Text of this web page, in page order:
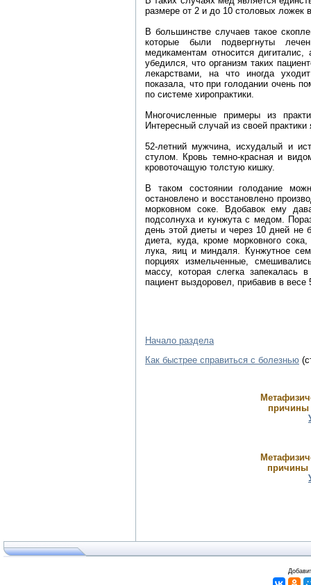
размере от 2 и до 10 столовых ложек
В большинстве случаев такое
которые были подвергнуты
медикаментам относится
убедился, что организм таких
лекарствами, на что иногда
показала, что при голодании очень
по системе хиропрактики.
Многочисленные примеры из
Интересный случай из своей
52-летний мужчина, исхудалый и
стулом. Кровь темно-красная и
кровоточащую толстую кишку.
В таком состоянии голодание
остановлено и восстановлено
морковном соке. Вдобавок ему
подсолнуха и кунжута с медом.
день этой диеты и через 10 дней не
диета, куда, кроме морковного
лука, яиц и миндаля. Кунжутное
порциях измельченные,
массу, которая слегка
пациент выздоровел, прибавив в весе
Начало раздела
Как быстрее справиться с болезнью
причины
причины